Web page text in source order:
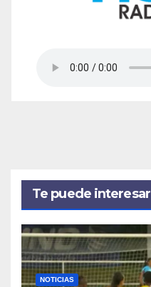
Te puede interesar
NOTICIAS